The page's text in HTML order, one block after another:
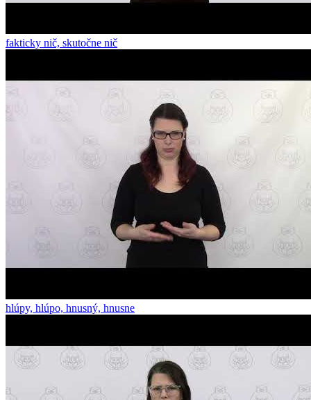
fakticky nič, skutočne nič
hlúpy, hlúpo, hnusný, hnusne